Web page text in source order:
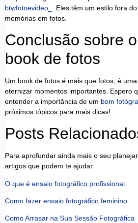
btwfotoevideo_
. Eles têm um estilo fora
memórias em fotos.
Conclusão sobre
book de fotos
Um book de fotos é mais que fotos; é
eternizar momentos importantes. Espero
entender a importância de um bom
próximos tópicos para mais dicas!
Posts
Para aprofundar ainda mais o seu
artigos que podem te ajudar:
O que é ensaio fotográfico profissional
Como fazer ensaio fotográfico feminino
Como Arrasar na Sua Sessão Fotográfica